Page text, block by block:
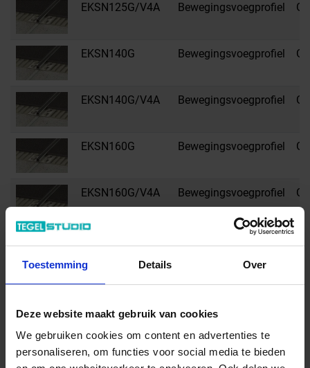
Toestemming Details Over
Deze website maakt gebruik van cookies
We gebruiken cookies om content en advertenties te
personaliseren, om functies voor social media te bieden
EKSN125G/V4A Bewegingsvoegprofiel G
EKSN140G Bewegingsvoegprofiel G
EKSN140G/V4A Bewegingsvoegprofiel G
EKSN160G Bewegingsvoegprofiel G
EKSN160G/V4A Bewegingsvoegprofiel G
Bewegingsvoegprofiel
EKSN210G Bewegingsvoegprofiel G
EKSN250G Bewegingsvoegprofiel